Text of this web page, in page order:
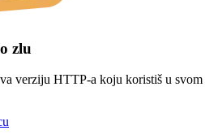
zlu
verziju HTTP-a koju koristiš u svom